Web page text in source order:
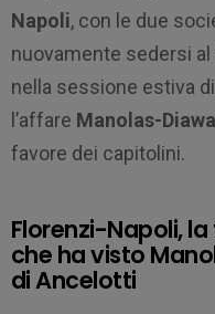
Napoli, con le due
nuovamente sedersi
nella sessione estiva
l’affare Manolas-
favore dei capitolini.
Florenzi-Napoli,
che ha visto
di Ancelotti